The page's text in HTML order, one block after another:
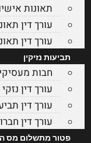
תאונות
עורך דין
עורך דין
תביעות נזיקין
חבות
עורך דין
עורך דין
עורך דין
פטור מתשלום מס